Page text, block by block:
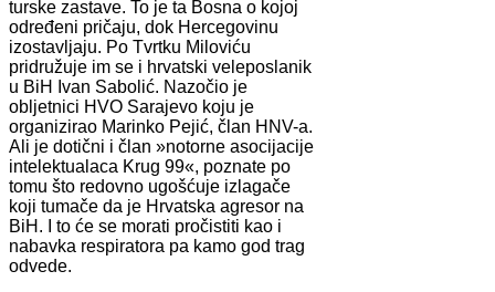
turske zastave. To je ta Bosna o kojoj
određeni pričaju, dok Hercegovinu
izostavljaju. Po Tvrtku Miloviću
pridružuje im se i hrvatski veleposlanik
u BiH Ivan Sabolić. Nazočio je
obljetnici HVO Sarajevo koju je
organizirao Marinko Pejić, član HNV-a.
Ali je dotični i član »notorne asocijacije
intelektualaca Krug 99«, poznate po
tomu što redovno ugošćuje izlagače
koji tumače da je Hrvatska agresor na
BiH. I to će se morati pročistiti kao i
nabavka respiratora pa kamo god trag
odvede.